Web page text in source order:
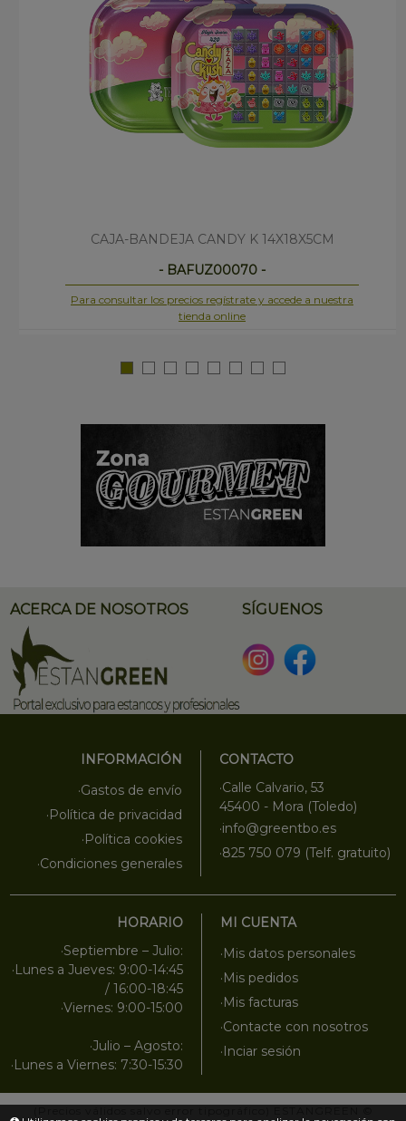
CAJA-BANDEJA CANDY K 14X18X5CM
- BAFUZ00070 -
Para consultar los precios regístrate y accede a nuestra
tienda online
ACERCA DE NOSOTROS SÍGUENOS
INFORMACIÓN
·Gastos de envío
·Política de privacidad
·Política cookies
·Condiciones generales
CONTACTO
·Calle Calvario, 53
45400 - Mora (Toledo)
·info@greentbo.es
·825 750 079 (Telf. gratuito)
HORARIO
·Septiembre – Julio:
·Lunes a Jueves: 9:00-14:45
/ 16:00-18:45
·Viernes: 9:00-15:00
·Julio – Agosto:
·Lunes a Viernes: 7:30-15:30
MI CUENTA
·Mis datos personales
·Mis pedidos
·Mis facturas
·Contacte con nosotros
·Inciar sesión